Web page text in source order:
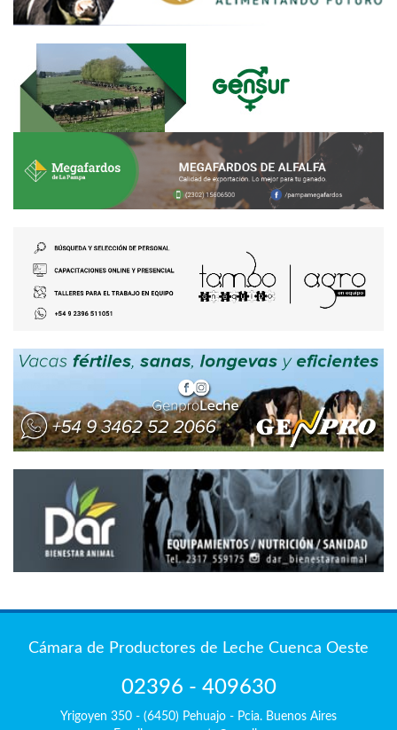
Cámara de Productores de Leche Cuenca Oeste
02396 - 409630
Yrigoyen 350 - (6450) Pehuajo - Pcia. Buenos Aires